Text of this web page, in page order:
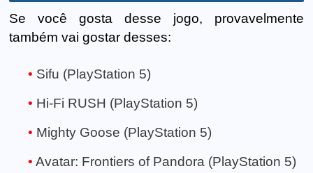
Se você gosta desse jogo, provavelmente
também vai gostar desses:
Sifu (PlayStation 5)
Hi-Fi RUSH (PlayStation 5)
Mighty Goose (PlayStation 5)
Avatar: Frontiers of Pandora (PlayStation 5)